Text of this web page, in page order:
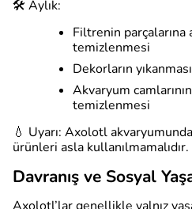
🛠️ Aylık:
Filtrenin parçalarına
temizlenmesi
Dekorların
Akvaryum
temizlenmesi
💧 Uyarı: Axolotl
ürünleri asla kullanılmamalıdır.
Davranış ve Sosyal